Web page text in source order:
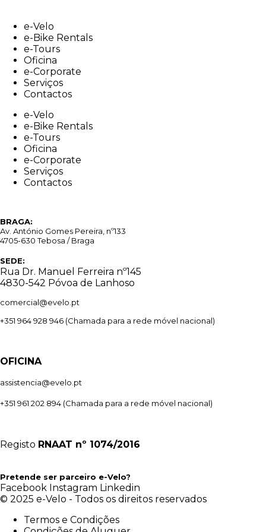
contente-Velo
e-Bike Rentals
e-Tours
Oficina
e-Corporate
Serviços
Contactos
e-Velo
e-Bike Rentals
e-Tours
Oficina
e-Corporate
Serviços
Contactos
BRAGA:
Av. António Gomes Pereira, nº133
4705-630 Tebosa / Braga
SEDE:
Rua Dr. Manuel Ferreira nº145
4830-542 Póvoa de Lanhoso
comercial@evelo.pt
+351 964 928 946 (Chamada para a rede móvel nacional)
OFICINA
assistencia@evelo.pt
+351 961 202 894 (Chamada para a rede móvel nacional)
Registo RNAAT nº 1074/2016
Pretende ser parceiro e-Velo?
Facebook Instagram Linkedin
© 2025 e-Velo - Todos os direitos reservados
Termos e Condições